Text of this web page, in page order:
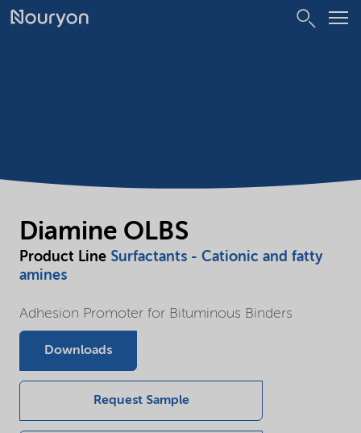
Diamine OLBS
Product Line Surfactants - Cationic and fatty
amines
Adhesion Promoter for Bituminous Binders
Downloads
Request Sample